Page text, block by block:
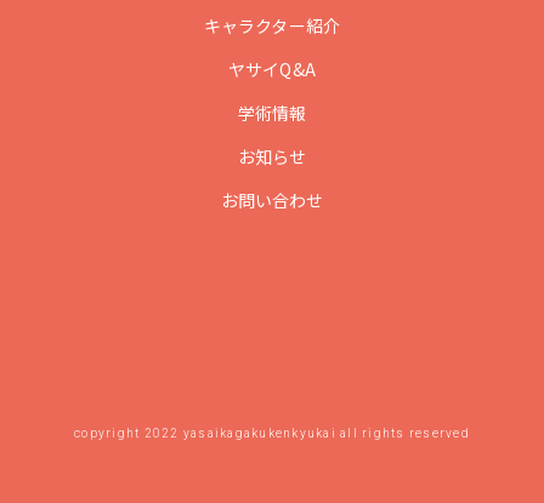
キャラクター紹介
ヤサイQ&A
学術情報
お知らせ
お問い合わせ
copyright 2022 yasaikagakukenkyukai all rights reserved